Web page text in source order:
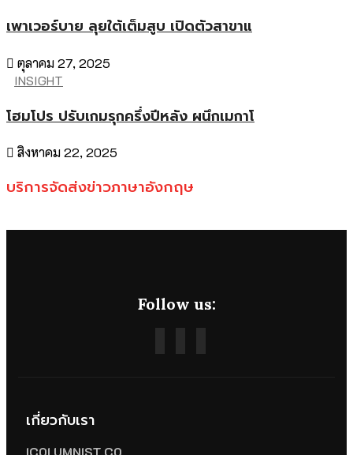
เพาเวอร์บาย ลุยใต้เต็มสูบ เปิดตัวสาขาแ
ตุลาคม 27, 2025
INSIGHT
โฮมโปร ปรับเกมรุกครึ่งปีหลัง ผนึกเมกาโ
สิงหาคม 22, 2025
บริการจัดส่งข่าวภาษาอังกฤษ
Follow us:
เกี่ยวกับเรา
ICOLUMNIST.CO